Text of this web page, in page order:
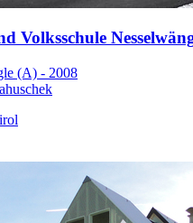
Volksschule
(A) - 2008